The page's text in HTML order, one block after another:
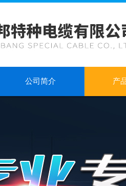
公司简介 产